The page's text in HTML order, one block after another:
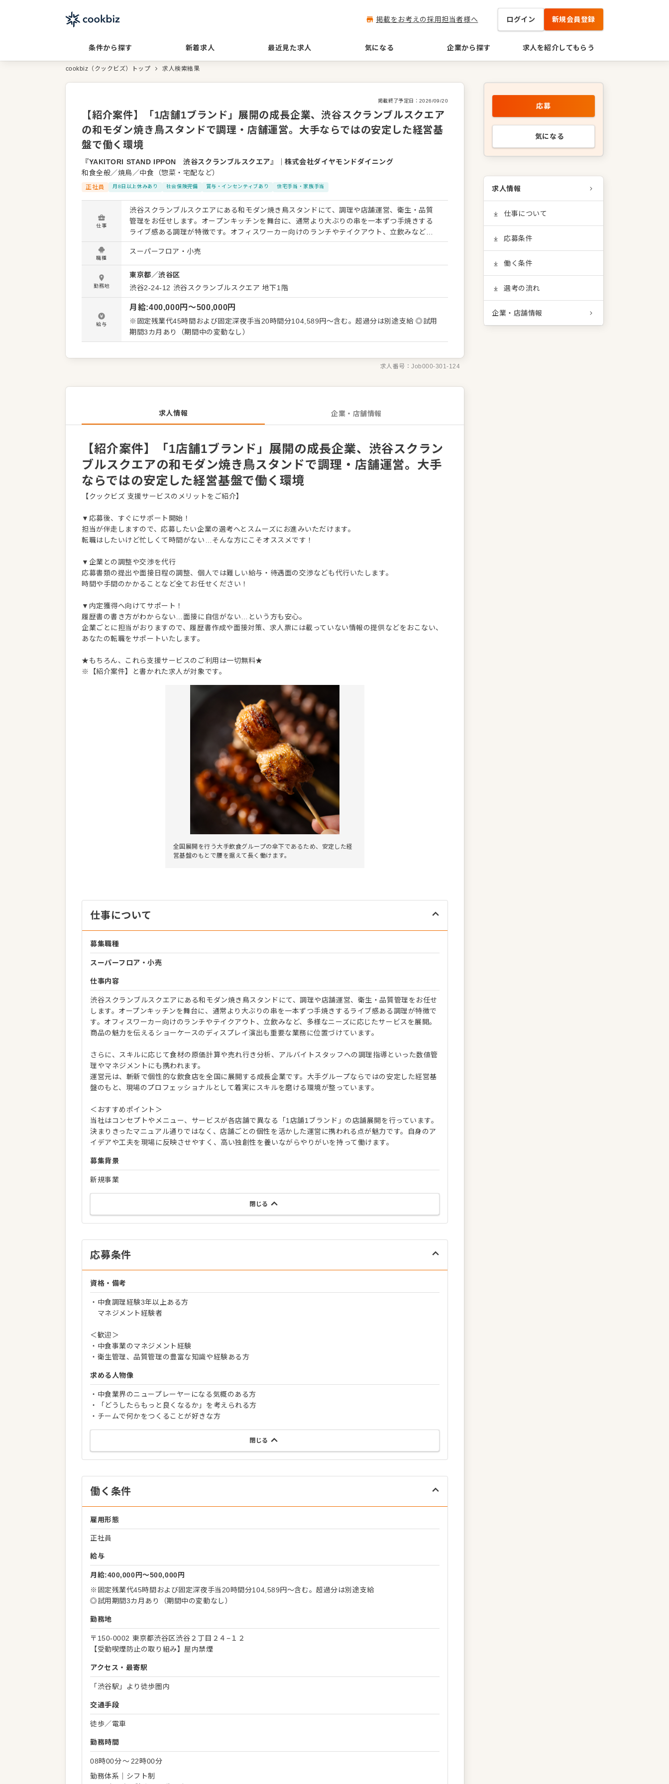
掲載をお考えの採用担当者様へ ログイン 新規会員登録
条件から探す 新着求人 最近見た求人 気になる 企業から探す 求人を紹介してもらう
cookbiz（クックビズ）トップ 求人検索結果
掲載終了予定日： 2026/09/20
【紹介案件】「1店舗1ブランド」展開の成長企業、渋谷スクランブルスクエア
の和モダン焼き鳥スタンドで調理・店舗運営。大手ならではの安定した経営基
盤で働く環境
『YAKITORI STAND IPPON 渋谷スクランブルスクエア』 ｜株式会社ダイヤモンドダイニング
和食全般／焼鳥／中食（惣菜・宅配など）
正社員 月8日以上休みあり 社会保険完備 賞与・インセンティブあり 住宅手当・家族手当
仕事
渋谷スクランブルスクエアにある和モダン焼き鳥スタンドにて、調理や店舗運営、衛生・品質
管理をお任せします。オープンキッチンを舞台に、通常より大ぶりの串を一本ずつ手焼きする
ライブ感ある調理が特徴です。オフィスワーカー向けのランチやテイクアウト、立飲みなど、
多様なニーズに応じたサービスを展開。商品の魅力を伝えるショーケースのディスプレイ演出
も重要な業務に位置づけています。 さらに、スキルに応じて食材の原価計算や売れ行き分析、
アルバイトスタッフへの調理指導といった数値管理やマネジメントにも携われます。 運営元
は、斬新で個性的な飲食店を全国に展開する成長企業です。大手グループならではの安定した
経営基盤のもと、現場のプロフェッショナルとして着実にスキルを磨ける環境が整っていま
す。 ＜おすすめポイント＞ 当社はコンセプトやメニュー、サービスが各店舗で異なる「1店舗1
ブランド」の店舗展開を行っています。決まりきったマニュアル通りではなく、店舗ごとの個
性を活かした運営に携われる点が魅力です。自身のアイデアや工夫を現場に反映させやすく、
高い独創性を養いながらやりがいを持って働けます。
職種
スーパーフロア・小売
勤務地
東京都／渋谷区
渋谷2-24-12 渋谷スクランブルスクエア 地下1階
給与
月給:400,000円〜500,000円
※固定残業代45時間および固定深夜手当20時間分104,589円～含む。超過分は別途支給 ◎試用
期間3カ月あり（期間中の変動なし）
求人番号：Job000-301-124
求人情報 企業・店舗情報
【紹介案件】「1店舗1ブランド」展開の成長企業、渋谷スクラン
ブルスクエアの和モダン焼き鳥スタンドで調理・店舗運営。大手
ならではの安定した経営基盤で働く環境
【クックビズ 支援サービスのメリットをご紹介】
▼応募後、すぐにサポート開始！
担当が伴走しますので、応募したい企業の選考へとスムーズにお進みいただけます。
転職はしたいけど忙しくて時間がない…そんな方にこそオススメです！
▼企業との調整や交渉を代行
応募書類の提出や面接日程の調整、個人では難しい給与・待遇面の交渉なども代行いたします。
時間や手間のかかることなど全てお任せください！
▼内定獲得へ向けてサポート！
履歴書の書き方がわからない…面接に自信がない…という方も安心。
企業ごとに担当がおりますので、履歴書作成や面接対策、求人票には載っていない情報の提供などをおこない、
あなたの転職をサポートいたします。
★もちろん、これら支援サービスのご利用は一切無料★
※【紹介案件】と書かれた求人が対象です。
全国展開を行う大手飲食グループの傘下であるため、安定した経
営基盤のもとで腰を据えて長く働けます。
仕事について
募集職種
スーパーフロア・小売
仕事内容
渋谷スクランブルスクエアにある和モダン焼き鳥スタンドにて、調理や店舗運営、衛生・品質管理をお任せ
します。オープンキッチンを舞台に、通常より大ぶりの串を一本ずつ手焼きするライブ感ある調理が特徴で
す。オフィスワーカー向けのランチやテイクアウト、立飲みなど、多様なニーズに応じたサービスを展開。
商品の魅力を伝えるショーケースのディスプレイ演出も重要な業務に位置づけています。
さらに、スキルに応じて食材の原価計算や売れ行き分析、アルバイトスタッフへの調理指導といった数値管
理やマネジメントにも携われます。
運営元は、斬新で個性的な飲食店を全国に展開する成長企業です。大手グループならではの安定した経営基
盤のもと、現場のプロフェッショナルとして着実にスキルを磨ける環境が整っています。
＜おすすめポイント＞
当社はコンセプトやメニュー、サービスが各店舗で異なる「1店舗1ブランド」の店舗展開を行っています。
決まりきったマニュアル通りではなく、店舗ごとの個性を活かした運営に携われる点が魅力です。自身のア
イデアや工夫を現場に反映させやすく、高い独創性を養いながらやりがいを持って働けます。
募集背景
新規事業
閉じる
応募条件
資格・備考
・中食調理経験3年以上ある方
マネジメント経験者
＜歓迎＞
・中食事業のマネジメント経験
・衛生管理、品質管理の豊富な知識や経験ある方
求める人物像
・中食業界のニュープレーヤーになる気概のある方
・「どうしたらもっと良くなるか」を考えられる方
・チームで何かをつくることが好きな方
閉じる
働く条件
雇用形態
正社員
給与
月給:400,000円〜500,000円
※固定残業代45時間および固定深夜手当20時間分104,589円～含む。超過分は別途支給
◎試用期間3カ月あり（期間中の変動なし）
勤務地
〒150-0002 東京都渋谷区渋谷２丁目２４−１２
【受動喫煙防止の取り組み】屋内禁煙
アクセス・最寄駅
「渋谷駅」より徒歩圏内
交通手段
徒歩／電車
勤務時間
08時00分〜 22時00分
勤務体系｜シフト制
応募
気になる
求人情報
仕事について
応募条件
働く条件
選考の流れ
企業・店舗情報